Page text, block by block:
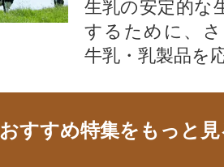
生乳の安定的な
するために、
牛乳・乳製品を
おすすめ特集をもっと